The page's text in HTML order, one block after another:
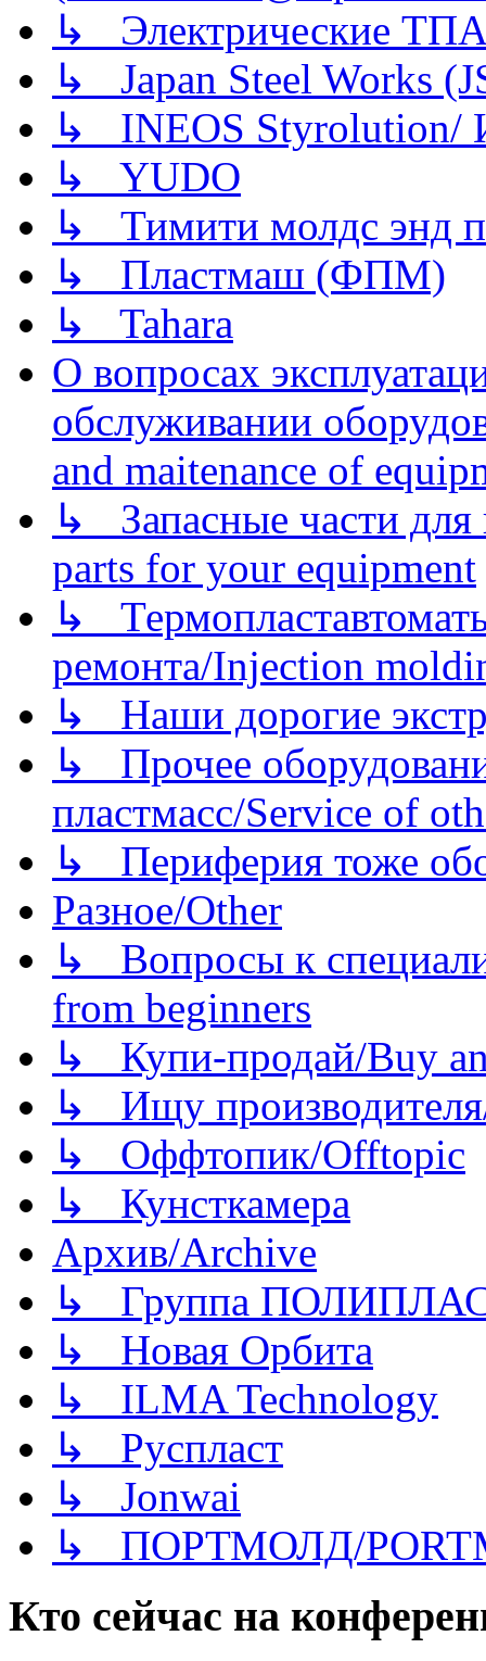
↳ Электрические
↳ Japan Steel Works
↳ INEOS
↳ YUDO
↳ Тимити молдс энд
↳ Пластмаш (ФПМ)
↳ Tahara
О вопросах
обслуживании
and maitenance of
↳ Запасные части для
parts for your equipment
↳
ремонта/Injection
↳ Наши дорогие
↳ Прочее
пластмасс/Service of
↳ Периферия тоже
Разное/Other
↳ Вопросы к
from beginners
↳ Купи-продай/Buy
↳ Ищу
↳ Оффтопик/Offtopic
↳ Кунсткамера
Архив/Archive
↳ Группа
↳ Новая Орбита
↳ ILMA Technology
↳ Руспласт
↳ Jonwai
↳ ПОРТМОЛД/
Кто сейчас на